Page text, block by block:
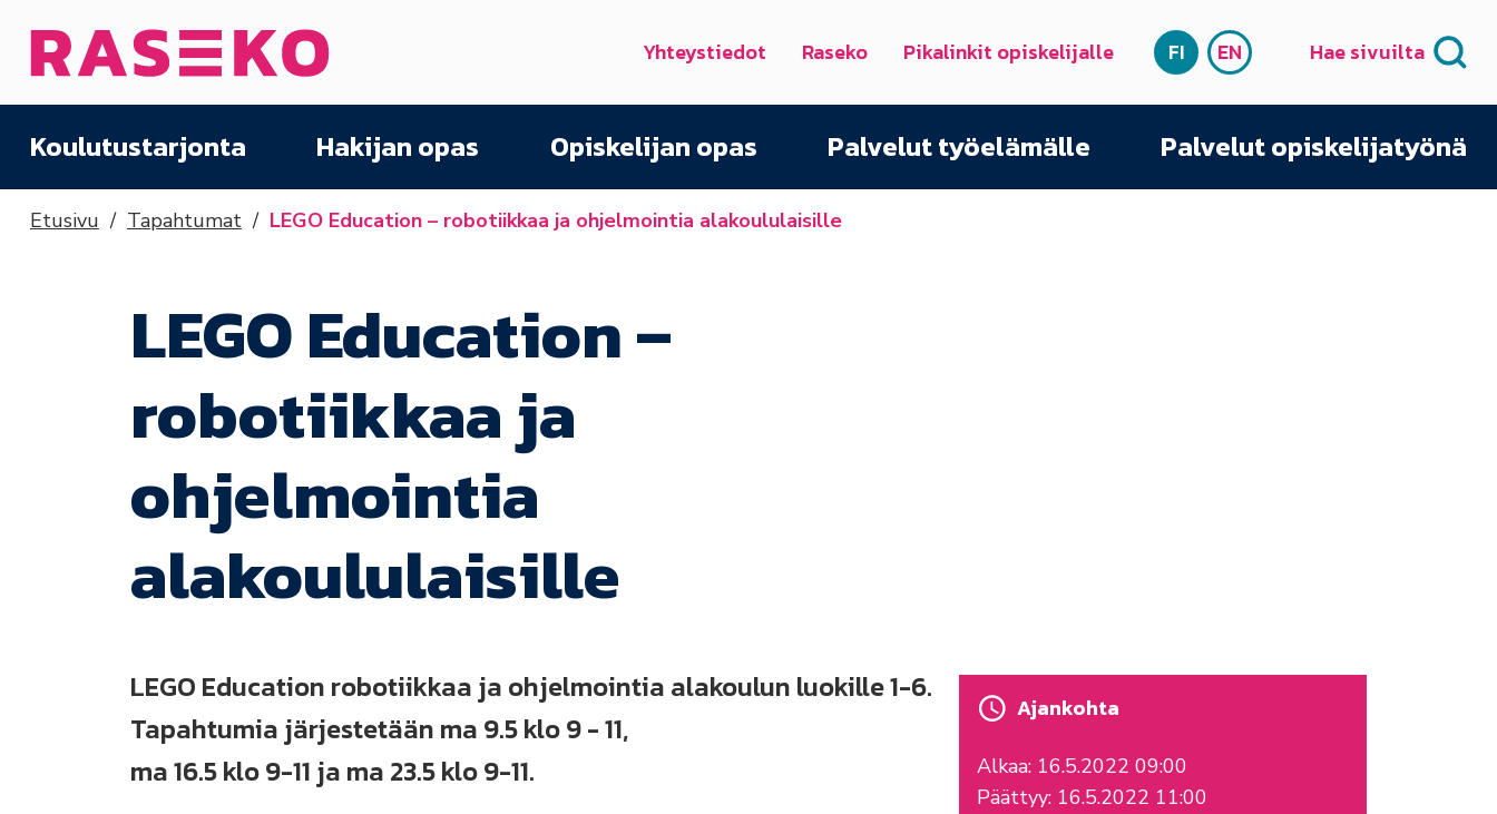
Etusivu Yhteystiedot Raseko Pikalinkit opiskelijalle SUOMI
FI ENGLISH
EN Hae sivuilta
Koulutustarjonta Hakijan opas Opiskelijan opas Palvelut työelämälle Palvelut opiskelijatyönä
Etusivu Tapahtumat LEGO Education – robotiikkaa ja ohjelmointia alakoululaisille
LEGO Education –
robotiikkaa ja
ohjelmointia
alakoululaisille
Ajankohta
Alkaa: 16.5.2022 09:00
Päättyy: 16.5.2022 11:00
LEGO Education robotiikkaa ja ohjelmointia alakoulun luokille 1-6.
Tapahtumia järjestetään ma 9.5 klo 9 - 11,
ma 16.5 klo 9-11 ja ma 23.5 klo 9-11.